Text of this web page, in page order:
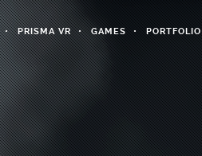
PRISMA VR GAMES PORTFOLIO